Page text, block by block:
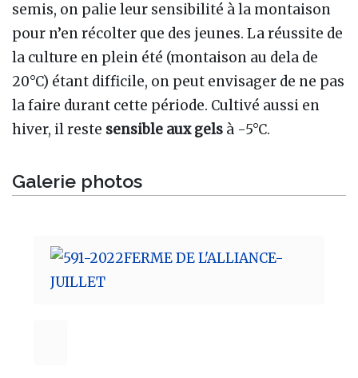
semis, on palie leur sensibilité à la montaison
pour n’en récolter que des jeunes. La réussite de
la culture en plein été (montaison au dela de
20°C) étant difficile, on peut envisager de ne pas
la faire durant cette période. Cultivé aussi en
hiver, il reste sensible aux gels à -5°C.
Galerie photos